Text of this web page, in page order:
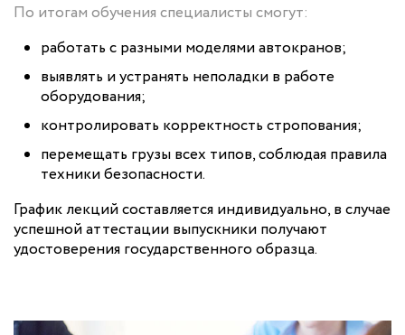
По итогам обучения специалисты смогут:
работать с разными моделями автокранов;
выявлять и устранять неполадки в работе
оборудования;
контролировать корректность стропования;
перемещать грузы всех типов, соблюдая правила
техники безопасности.
График лекций составляется индивидуально, в случае
успешной аттестации выпускники получают
удостоверения государственного образца.